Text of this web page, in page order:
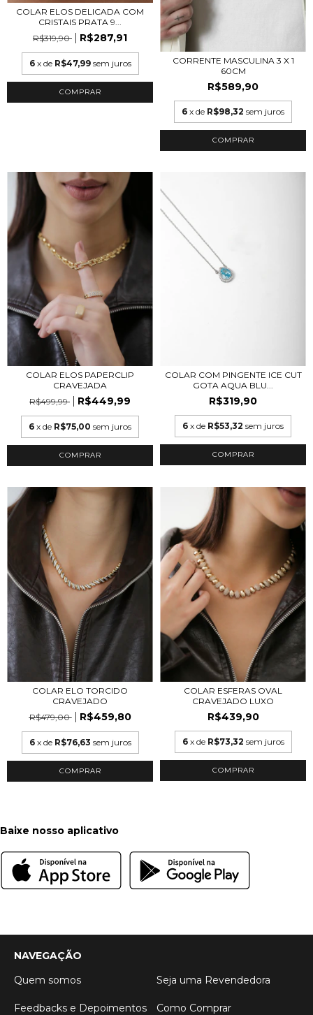
COLAR ELOS DELICADA COM
CRISTAIS PRATA 9...
R$319,90
R$287,91
6 x de R$47,99 sem juros
CORRENTE MASCULINA 3 X 1
60CM
R$589,90
6 x de R$98,32 sem juros
COMPRAR
COLAR ELOS PAPERCLIP
CRAVEJADA
R$499,99
R$449,99
6 x de R$75,00 sem juros
COLAR COM PINGENTE ICE CUT
GOTA AQUA BLU...
R$319,90
6 x de R$53,32 sem juros
COLAR ELO TORCIDO
CRAVEJADO
R$479,00
R$459,80
6 x de R$76,63 sem juros
COLAR ESFERAS OVAL
CRAVEJADO LUXO
R$439,90
6 x de R$73,32 sem juros
COMPRAR
Baixe nosso aplicativo
NAVEGAÇÃO
Quem somos
Seja uma Revendedora
Feedbacks e Depoimentos Como Comprar